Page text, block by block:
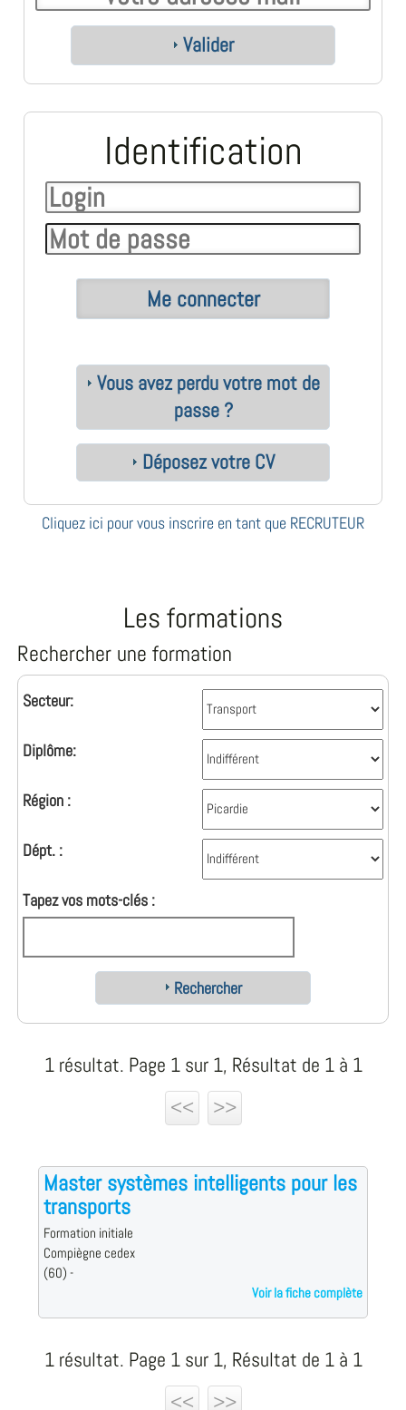
Valider
Identification
Vous avez perdu votre mot de
passe ?
Déposez votre CV
Cliquez ici pour vous inscrire en tant que RECRUTEUR
Les formations
Rechercher une formation
Secteur:
Diplôme:
Région :
Dépt. :
Tapez vos mots-clés :
Rechercher
1 résultat. Page 1 sur 1, Résultat de 1 à 1
<<
>>
Master systèmes intelligents pour les
transports
Formation initiale
Compiègne cedex
(60) -
Voir la fiche complète
1 résultat. Page 1 sur 1, Résultat de 1 à 1
<<
>>